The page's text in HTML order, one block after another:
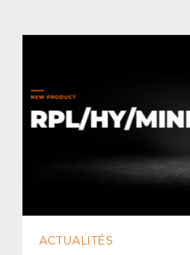
ACTUALITÉS